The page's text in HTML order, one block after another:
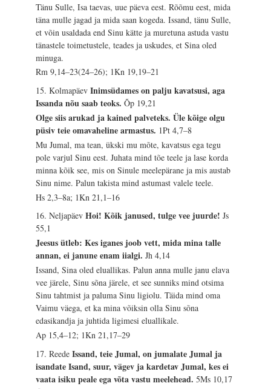
Tänu Sulle, Isa taevas, uue päeva eest. Rõõmu eest, mida
täna mulle jagad ja mida saan kogeda. Issand, tänu Sulle,
et võin usaldada end Sinu kätte ja muretuna astuda vastu
tänastele toimetustele, teades ja uskudes, et Sina oled
minuga.
Rm 9,14–23(24–26); 1Kn 19,19–21
15. KolmapäevInimsüdames on palju kavatsusi, aga
Issanda nõu saab teoks.Õp 19,21
Olge siis arukad ja kained palveteks. Üle kõige olgu
püsiv teie omavaheline armastus. 1Pt 4,7–8
Mu Jumal, ma tean, ükski mu mõte, kavatsus ega tegu
pole varjul Sinu eest. Juhata mind tõe teele ja lase korda
minna kõik see, mis on Sinule meelepärane ja mis austab
Sinu nime. Palun takista mind astumast valele teele.
Hs 2,3–8a; 1Kn 21,1–16
16. NeljapäevHoi! Kõik janused, tulge vee juurde!Js
55,1
Jeesus ütleb: Kes iganes joob vett, mida mina talle
annan, ei janune enam iialgi.Jh 4,14
Issand, Sina oled eluallikas. Palun anna mulle janu elava
vee järele, Sinu sõna järele, et see sunniks mind otsima
Sinu tahtmist ja paluma Sinu ligiolu. Täida mind oma
Vaimu väega, et ka mina võiksin olla Sinu sõna
edasikandja ja juhtida ligimesi eluallikale.
Ap 15,4–12; 1Kn 21,17–29
17. ReedeIssand, teie Jumal, on jumalate Jumal ja
isandate Isand, suur, vägev ja kardetav Jumal, kes ei
vaata isiku peale ega võta vastu meelehead.5Ms 10,17